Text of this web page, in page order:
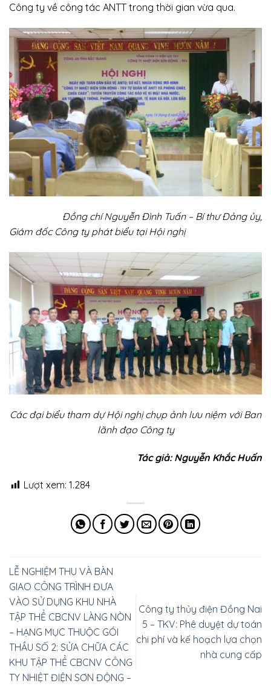
Công ty về công tác ANTT trong thời gian vừa qua.
Đồng chí Nguyễn Đình Tuấn – Bí thư Đảng ủy,
Giám đốc Công ty phát biểu tại Hội nghị
Các đại biểu tham dự Hội nghị chụp ảnh lưu niệm với Ban
lãnh đạo Công ty
Tác giả: Nguyễn Khắc Huấn
Lượt xem: 1.284
LỄ NGHIỆM THU VÀ BÀN
GIAO CÔNG TRÌNH ĐƯA
VÀO SỬ DỤNG KHU NHÀ
TẬP THỂ CBCNV LÀNG NÒN
– HẠNG MỤC THUỘC GÓI
THẦU SỐ 2: SỬA CHỮA CÁC
KHU TẬP THỂ CBCNV CÔNG
TY NHIỆT ĐIỆN SƠN ĐỘNG –
Công ty thủy điện Đồng Nai
5 – TKV: Phê duyệt dự toán
chi phí và kế hoạch lựa chọn
nhà cung cấp